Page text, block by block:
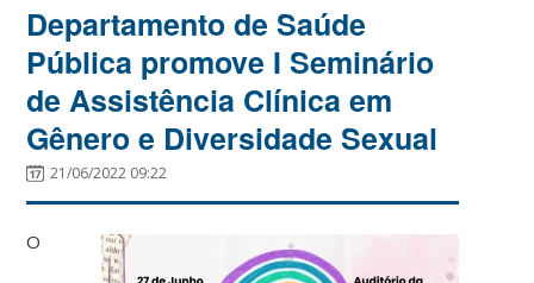
Departamento de Saúde
Pública promove I Seminário
de Assistência Clínica em
Gênero e Diversidade Sexual
21/06/2022 09:22
O